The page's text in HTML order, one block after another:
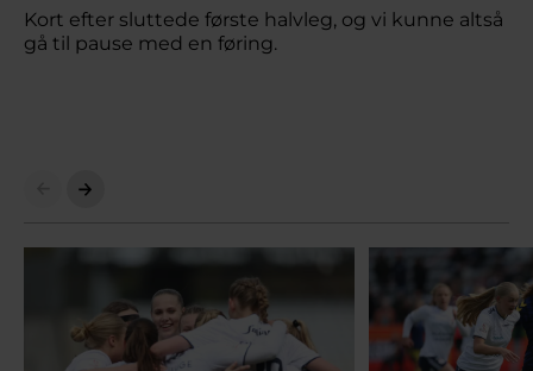
Kort efter sluttede første halvleg, og vi kunne altså
gå til pause med en føring.